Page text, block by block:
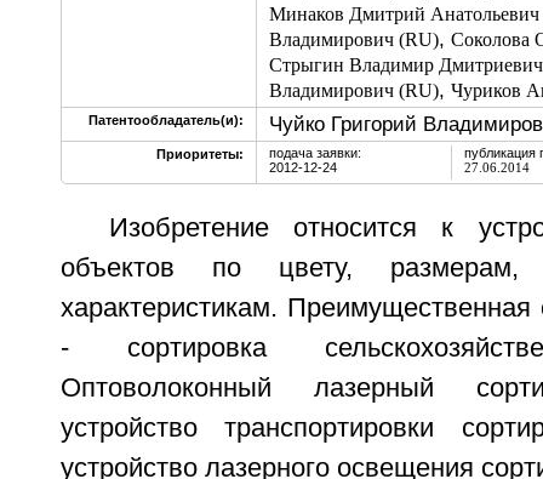
Минаков Дмитрий
Владимирович (RU), Соколова
Стрыгин Владимир
Владимирович (RU), Чуриков
Патентообладатель(и): Чуйко Григорий
Приоритеты:
подача заявки:
2012-12-24
публикация
27.06.2014
Изобретение относится к
объектов по цвету,
характеристикам.
- сортировка
Оптоволоконный лазерный
устройство транспортировки
устройство лазерного освещения